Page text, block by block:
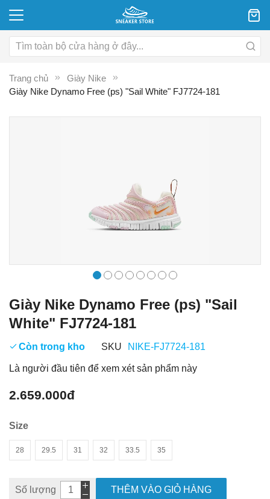
Trang chủ
Giày Nike
Giày Nike Dynamo Free (ps) "Sail White" FJ7724-181
Giày Nike Dynamo Free (ps) "Sail
White" FJ7724-181
Còn trong kho SKU NIKE-FJ7724-181
Là người đầu tiên để xem xét sản phẩm này
2.659.000đ
Size
28 29.5 31 32 33.5 35
Số lượng THÊM VÀO GIỎ HÀNG